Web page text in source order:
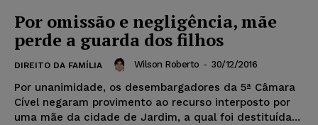
Por omissão e negligência, mãe
perde a guarda dos filhos
DIREITO DA FAMÍLIA Wilson Roberto - 30/12/2016
Por unanimidade, os desembargadores da 5ª Câmara
Cível negaram provimento ao recurso interposto por
uma mãe da cidade de Jardim, a qual foi destituída...